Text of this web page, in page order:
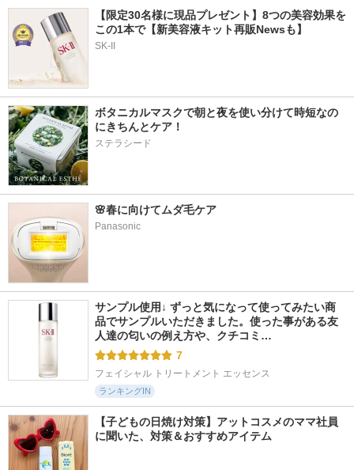
【限定30名様に現品プレゼント】8つの美容効果を
この1本で【新美容液キット再販Newsも】
SK-II
ボタニカルマスクで朝と夜を使い分けて時短なの
にきちんとケア！
ステラシード
🌸春に向けてムダ毛ケア
Panasonic
サンプル使用↓ ずっと気になって使ってみたい商
品でサンプルいただきました。使った事がある友
人達の匂いの例え方や、クチコミ…
7
フェイシャル トリートメント エッセンス
ランキングIN
【子どもの日焼け対策】アットコスメのママ社員
に聞いた、対策＆おすすめアイテム